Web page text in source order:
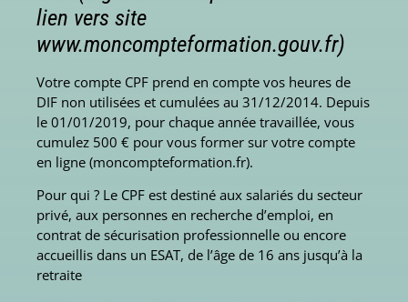
lien vers site
www.moncompteformation.gouv.fr)
Votre compte CPF prend en compte vos heures de
DIF non utilisées et cumulées au 31/12/2014. Depuis
le 01/01/2019, pour chaque année travaillée, vous
cumulez 500 € pour vous former sur votre compte
en ligne (moncompteformation.fr).
Pour qui ? Le CPF est destiné aux salariés du secteur
privé, aux personnes en recherche d’emploi, en
contrat de sécurisation professionnelle ou encore
accueillis dans un ESAT, de l’âge de 16 ans jusqu’à la
retraite